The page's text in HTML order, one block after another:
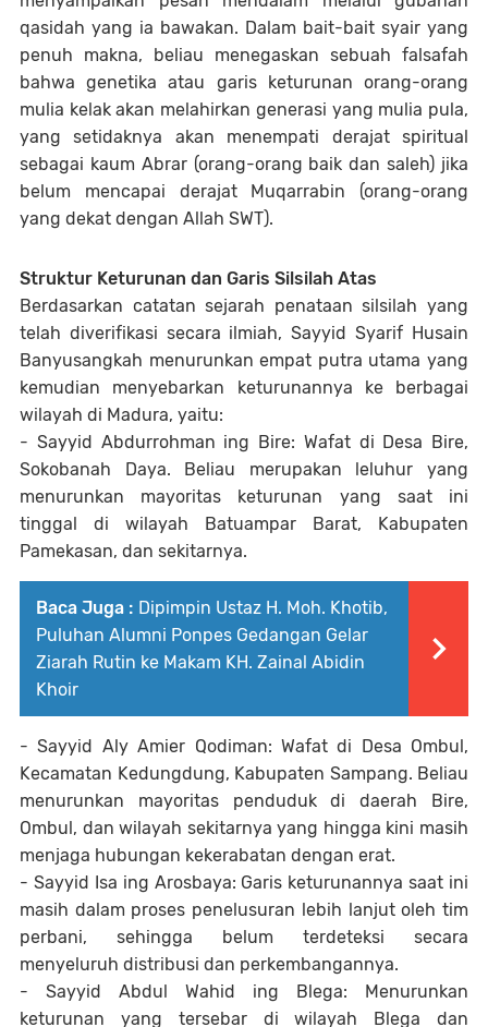
qasidah yang ia bawakan. Dalam bait-bait syair yang
penuh makna, beliau menegaskan sebuah falsafah
bahwa genetika atau garis keturunan orang-orang
mulia kelak akan melahirkan generasi yang mulia pula,
yang setidaknya akan menempati derajat spiritual
sebagai kaum Abrar (orang-orang baik dan saleh) jika
belum mencapai derajat Muqarrabin (orang-orang
yang dekat dengan Allah SWT).
Struktur Keturunan dan Garis Silsilah Atas
Berdasarkan catatan sejarah penataan silsilah yang
telah diverifikasi secara ilmiah, Sayyid Syarif Husain
Banyusangkah menurunkan empat putra utama yang
kemudian menyebarkan keturunannya ke berbagai
wilayah di Madura, yaitu:
- Sayyid Abdurrohman ing Bire: Wafat di Desa Bire,
Sokobanah Daya. Beliau merupakan leluhur yang
menurunkan mayoritas keturunan yang saat ini
tinggal di wilayah Batuampar Barat, Kabupaten
Pamekasan, dan sekitarnya.
Baca Juga : Dipimpin Ustaz H. Moh. Khotib,
Puluhan Alumni Ponpes Gedangan Gelar
Ziarah Rutin ke Makam KH. Zainal Abidin
Khoir
- Sayyid Aly Amier Qodiman: Wafat di Desa Ombul,
Kecamatan Kedungdung, Kabupaten Sampang. Beliau
menurunkan mayoritas penduduk di daerah Bire,
Ombul, dan wilayah sekitarnya yang hingga kini masih
menjaga hubungan kekerabatan dengan erat.
- Sayyid Isa ing Arosbaya: Garis keturunannya saat ini
masih dalam proses penelusuran lebih lanjut oleh tim
perbani, sehingga belum terdeteksi secara
menyeluruh distribusi dan perkembangannya.
- Sayyid Abdul Wahid ing Blega: Menurunkan
keturunan yang tersebar di wilayah Blega dan